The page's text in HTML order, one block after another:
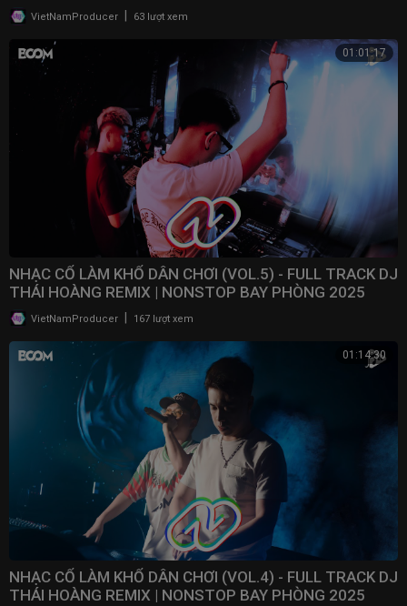
VietNamProducer | 63 lượt xem
01:01:17
NHẠC CỔ LÀM KHỔ DÂN CHƠI (VOL.5) - FULL TRACK DJ
THÁI HOÀNG REMIX | NONSTOP BAY PHÒNG 2025
VietNamProducer 167 lượt xem
01:14:30
NHẠC CỔ LÀM KHỔ DÂN CHƠI (VOL.4) - FULL TRACK DJ
THÁI HOÀNG REMIX | NONSTOP BAY PHÒNG 2025